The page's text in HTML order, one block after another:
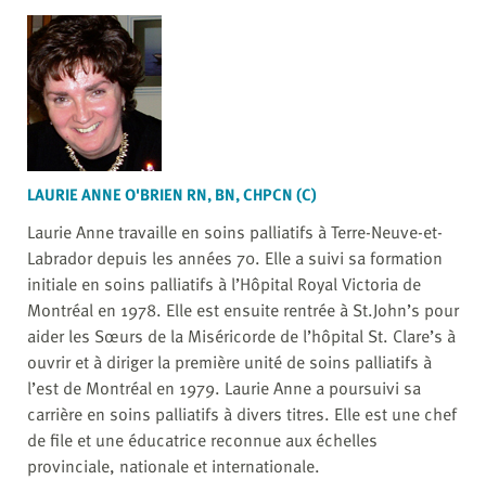
LAURIE ANNE O'BRIEN RN, BN, CHPCN (C)
Laurie Anne travaille en soins palliatifs à Terre-Neuve-et-
Labrador depuis les années 70. Elle a suivi sa formation
initiale en soins palliatifs à l’Hôpital Royal Victoria de
Montréal en 1978. Elle est ensuite rentrée à St.John’s pour
aider les Sœurs de la Miséricorde de l’hôpital St. Clare’s à
ouvrir et à diriger la première unité de soins palliatifs à
l’est de Montréal en 1979. Laurie Anne a poursuivi sa
carrière en soins palliatifs à divers titres. Elle est une chef
de file et une éducatrice reconnue aux échelles
provinciale, nationale et internationale.